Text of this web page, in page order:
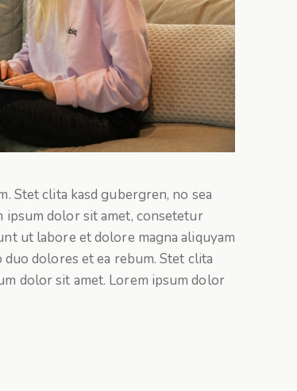
Stet clita kasd gubergren, no sea
ipsum dolor sit amet, consetetur
ut labore et dolore magna aliquyam
dolores et ea rebum. Stet clita
dolor sit amet. Lorem ipsum dolor